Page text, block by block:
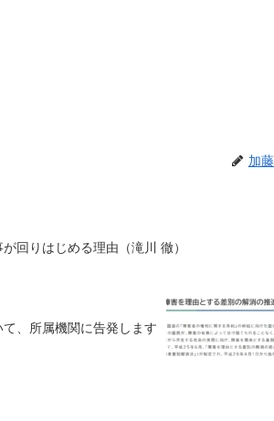
加
回りはじめる理由（滝川 徹）
、所属機関に告発します